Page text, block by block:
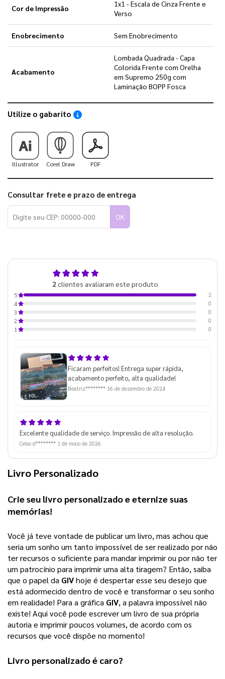
Cor de Impressão
1x1 - Escala de Cinza Frente e
Verso
Enobrecimento Sem Enobrecimento
Acabamento
Lombada Quadrada - Capa
Colorida Frente com Orelha
em Supremo 250g com
Laminação BOPP Fosca
Utilize o gabarito Saiba como utilizar os nossos gabaritos
Illustrator Corel Draw PDF
Consultar frete e prazo de entrega
OK
2clientes avaliaram este produto
5
2
4
0
3
0
2
0
1
0
Ficaram perfeitos! Entrega super rápida,
acabamento perfeito, alta qualidade!
Beatriz******** 16 de dezembro de 2024
Excelente qualidade de serviço. Impressão de alta resolução.
Celso d******** 1 de maio de 2026
Livro Personalizado
Crie seu livro personalizado e eternize suas
memórias!
Você já teve vontade de publicar um livro, mas achou que
seria um sonho um tanto impossível de ser realizado por não
ter recursos o suficiente para mandar imprimir ou por não ter
um patrocínio para imprimir uma alta tiragem? Então, saiba
que o papel da GIVhoje é despertar esse seu desejo que
está adormecido dentro de você e transformar o seu sonho
em realidade! Para a gráfica GIV, a palavra impossível não
existe! Aqui você pode escrever um livro de sua própria
autoria e imprimir poucos volumes, de acordo com os
recursos que você dispõe no momento!
Livro personalizado é caro?